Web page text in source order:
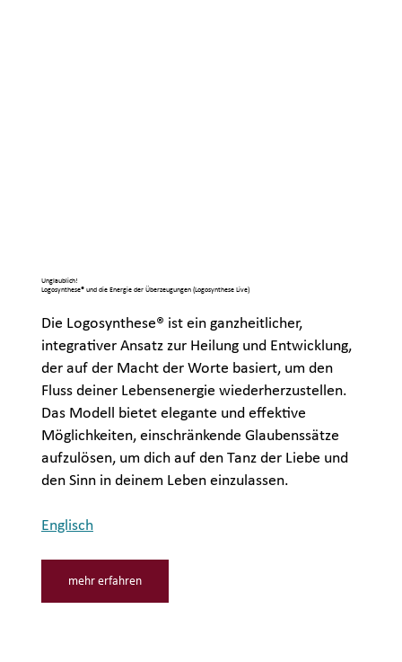
Unglaublich!
Logosynthese® und die Energie der Überzeugungen (Logosynthese Live)
Die Logosynthese® ist ein ganzheitlicher,
integrativer Ansatz zur Heilung und Entwicklung,
der auf der Macht der Worte basiert, um den
Fluss deiner Lebensenergie wiederherzustellen.
Das Modell bietet elegante und effektive
Möglichkeiten, einschränkende Glaubenssätze
aufzulösen, um dich auf den Tanz der Liebe und
den Sinn in deinem Leben einzulassen.
Englisch
mehr erfahren